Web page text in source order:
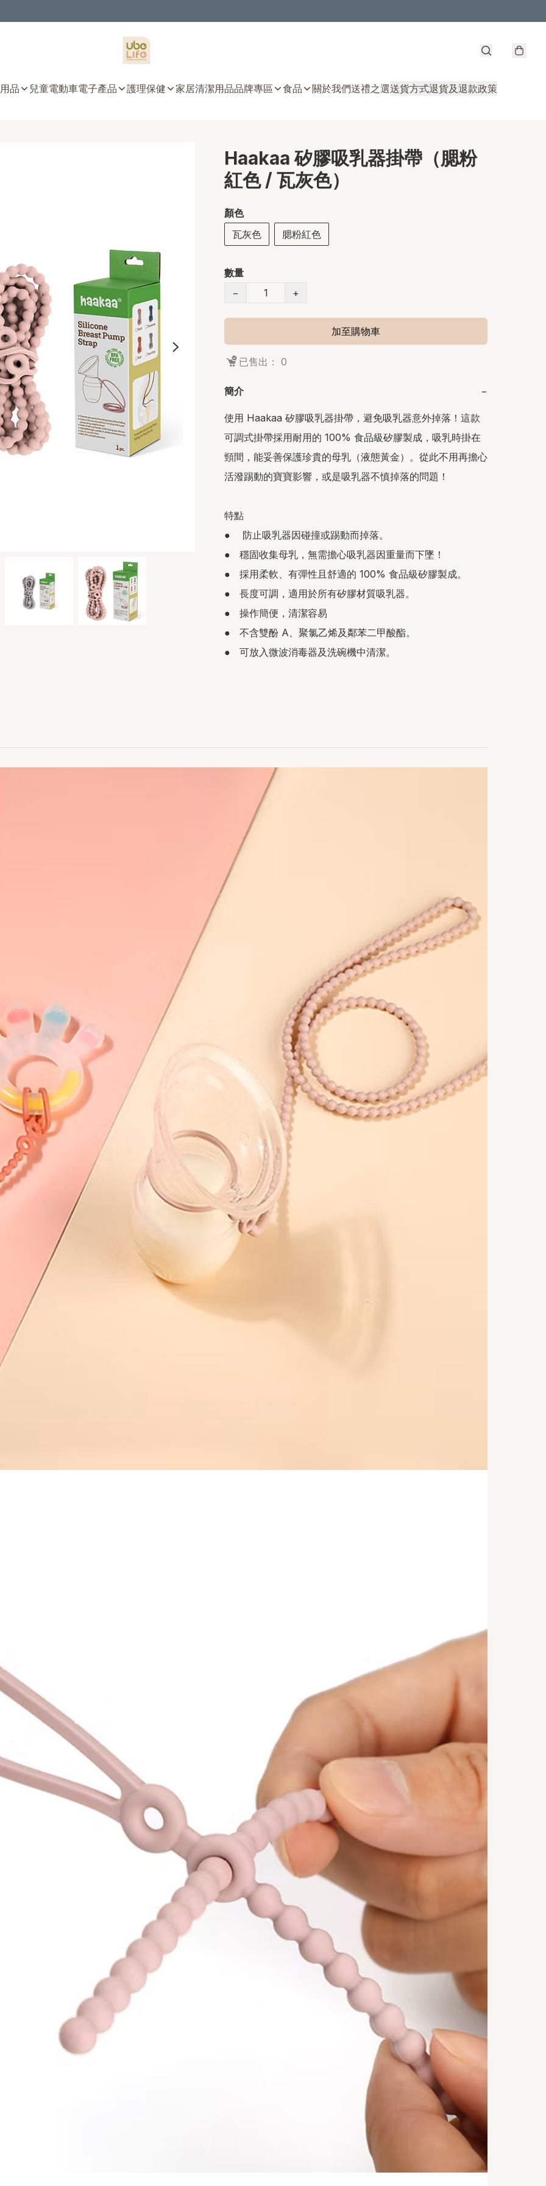
品 兒童電動車電子產品 護理保健 家居清潔用品品牌專區 食品 關於我們送禮之選送貨方式退貨及退款政策
Haakaa 矽膠吸乳器掛帶（腮粉
紅色 / 瓦灰色）
顏色
瓦灰色
腮粉紅色
數量
−
+
加至購物車
已售出： 0
簡介 −
使用 Haakaa 矽膠吸乳器掛帶，避免吸乳器意外掉落！這款
可調式掛帶採用耐用的 100% 食品級矽膠製成，吸乳時掛在
頸間，能妥善保護珍貴的母乳（液態黃金）。從此不用再擔心
活潑踢動的寶寶影響，或是吸乳器不慎掉落的問題！
特點
●    防止吸乳器因碰撞或踢動而掉落。
●   穩固收集母乳，無需擔心吸乳器因重量而下墜！
●   採用柔軟、有彈性且舒適的 100% 食品級矽膠製成。
●   長度可調，適用於所有矽膠材質吸乳器。
●   操作簡便，清潔容易
●   不含雙酚 A、聚氯乙烯及鄰苯二甲酸酯。
●   可放入微波消毒器及洗碗機中清潔。